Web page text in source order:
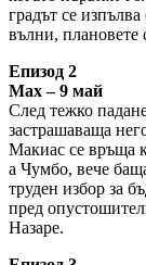
градът се
вълни, плановете
Епизод 2
Max – 9 май
След тежко
застрашаваща
Макиас се връща
а Чумбо, вече
труден избор за
пред
Назаре.